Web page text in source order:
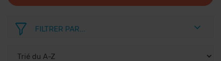
FILTRER PAR...